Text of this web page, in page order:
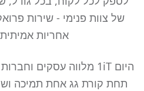
של צוות פנימי - שירות
אחריות